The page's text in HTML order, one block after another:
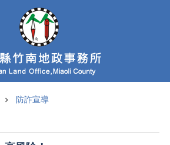
防詐宣導